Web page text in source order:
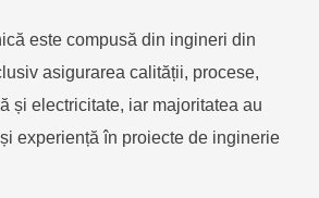
este compusă din ingineri din
asigurarea calității, procese,
și electricitate, iar majoritatea au
experiență în proiecte de inginerie